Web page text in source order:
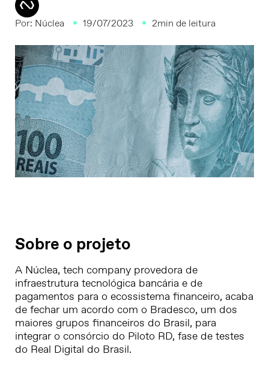
Por: Núclea 19/07/2023 2min de leitura
Sobre o projeto
A Núclea, tech company provedora de
infraestrutura tecnológica bancária e de
pagamentos para o ecossistema financeiro, acaba
de fechar um acordo com o Bradesco, um dos
maiores grupos financeiros do Brasil, para
integrar o consórcio do Piloto RD, fase de testes
do Real Digital do Brasil.